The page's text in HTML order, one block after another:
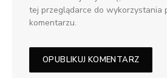
tej przeglądarce do wykorzystania
komentarzu.